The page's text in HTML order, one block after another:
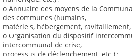
o Annuaire des moyens de la
des communes (humains,
matériels, hébergement, ravitaillement,
o Organisation du dispositif
intercommunal de crise,
processus de déclenchement, etc.) ;